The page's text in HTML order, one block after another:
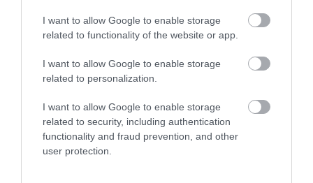
I want to allow Google to enable storage
related to functionality of the website or app.
I want to allow Google to enable storage
related to personalization.
I want to allow Google to enable storage
related to security, including authentication
functionality and fraud prevention, and other
user protection.
Csatlakozzcsoportunkhoz, és értesülj szállás
véleményekről, eseményekről és sok-
sok utazós hírről is. Tetszett?Oszd meg
másokkal is
az élményt! Hogy tetszett?Ne tartsd magadban
Jó utat, sok élményt,